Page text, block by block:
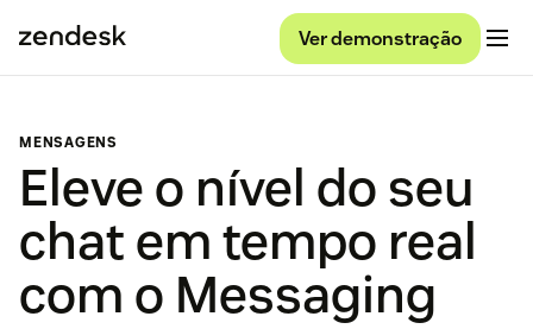
Ver demonstração
MENSAGENS
Eleve o nível do seu
chat em tempo real
com o Messaging